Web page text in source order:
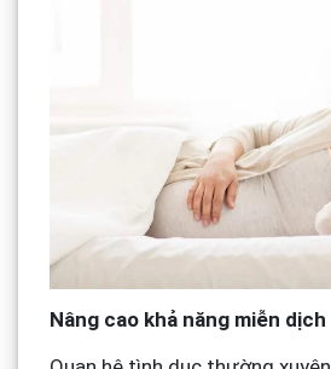
Nâng cao khả năng miễn dịch